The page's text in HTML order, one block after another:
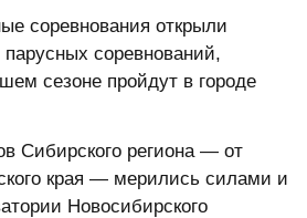
соревнования открыли
соревнований,
сезоне пройдут в городе
Сибирского региона — от
края — мерились силами и
Новосибирского